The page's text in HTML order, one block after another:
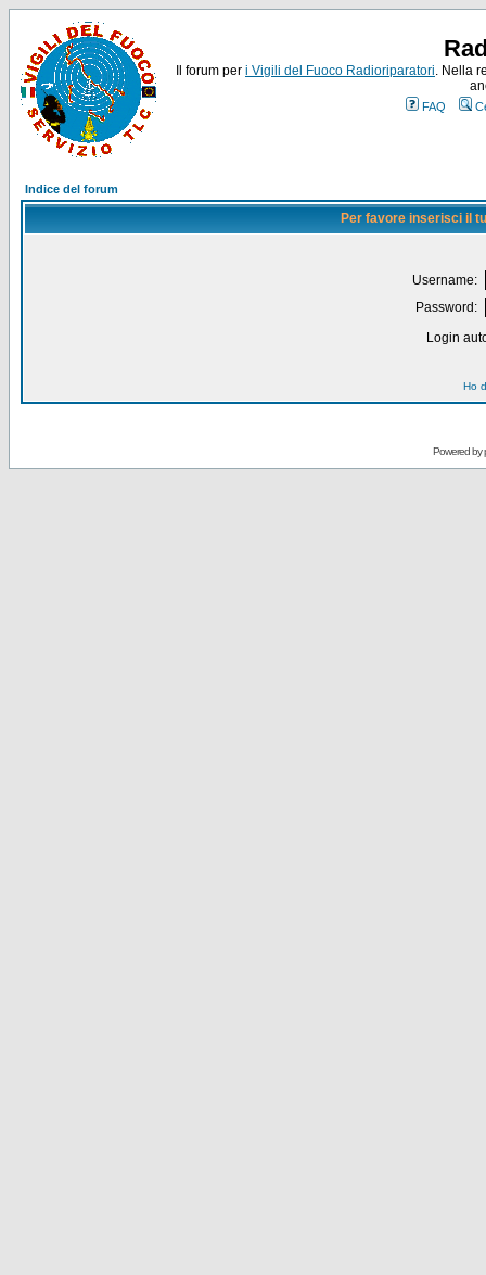
Il forum per i Vigili del Fuoco Radioriparatori. Nella
FAQ
Indice del forum
Per favore inserisci il
Username:
Password:
Login
Ho
Powered by